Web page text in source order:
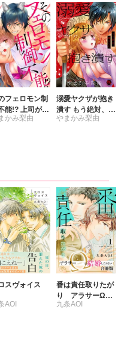
フェロモン制
能!? 上司が突
モノになった
かみ梨由
溺愛ヤクザが抱き
潰す もう絶対、離
さへん【コミック
やまかみ梨由
スヴォイス
AOI
番は責任取りたが
り アラサーΩは
結婚したくない
九条AOI